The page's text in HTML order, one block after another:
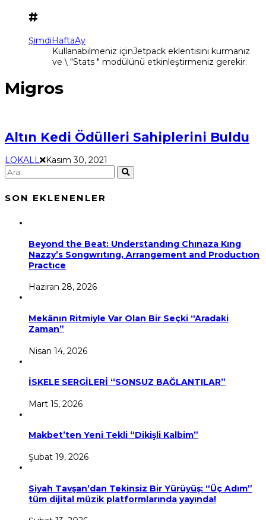
#
ŞimdiHaftaAy
Kullanabilmeniz içinJetpack eklentisini kurmanız
ve \ "Stats " modülünü etkinleştirmeniz gerekir.
Migros
Altın Kedi Ödülleri Sahiplerini Buldu
LOKALL Kasım 30, 2021
SON EKLENENLER
Beyond the Beat: Understandıng Chınaza Kıng
Nazzy’s Songwrıtıng, Arrangement and Productıon
Practıce
Haziran 28, 2026
Mekânın Ritmiyle Var Olan Bir Seçki “Aradaki
Zaman”
Nisan 14, 2026
İSKELE SERGİLERİ “SONSUZ BAĞLANTILAR”
Mart 15, 2026
Makbet’ten Yeni Tekli “Dikişli Kalbim”
Şubat 19, 2026
Siyah Tavşan’dan Tekinsiz Bir Yürüyüş: “Üç Adım”
tüm dijital müzik platformlarında yayında!